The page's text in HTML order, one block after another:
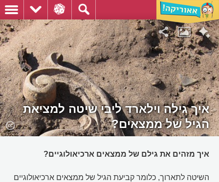
איך גילה וילארד ליבי שיטה למציאת
הגיל של ממצאים?
איך מזהים את גילם של ממצאים ארכיאולוגיים?
השיטה לתארוך, כלומר קביעת הגיל של ממצאים ארכיאולוגיים